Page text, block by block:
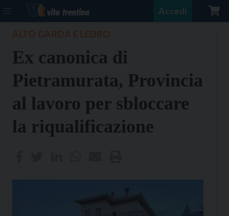
Accedi
Ex canonica di
Pietramurata, Provincia
al lavoro per sbloccare
la riqualificazione